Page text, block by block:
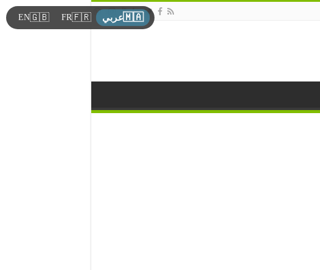
🇲🇦عربي 🇫🇷
FR
🇬🇧
EN